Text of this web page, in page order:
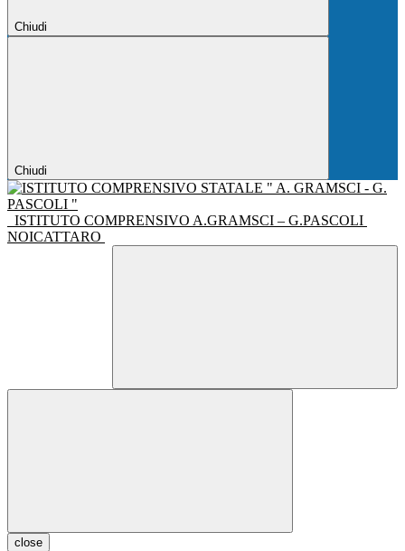
Chiudi
Chiudi
ISTITUTO COMPRENSIVO A.GRAMSCI – G.PASCOLI
NOICATTARO
close